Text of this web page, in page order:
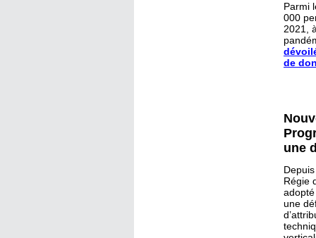
Parmi
000
2021,
de
une
Régie
une